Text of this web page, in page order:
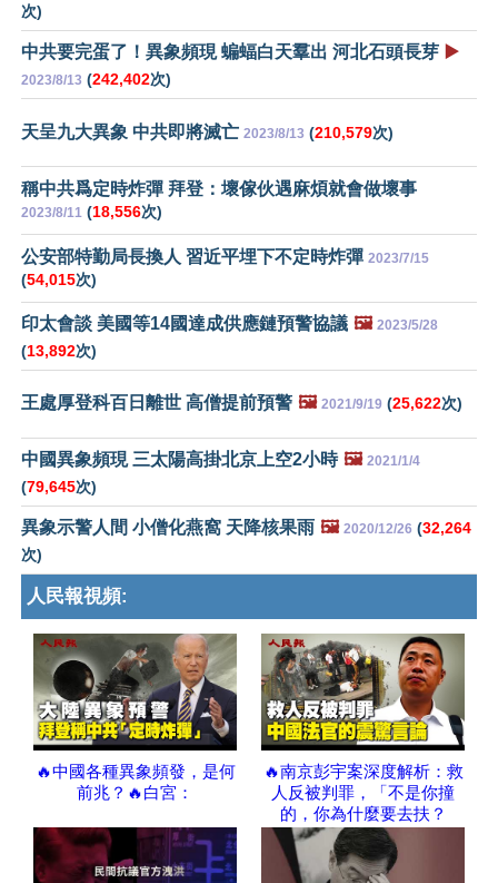
次)
中共要完蛋了！異象頻現 蝙蝠白天羣出 河北石頭長芽 ▶️
2023/8/13 (242,402次)
天呈九大異象 中共即將滅亡 2023/8/13 (210,579次)
稱中共爲定時炸彈 拜登：壞傢伙遇麻煩就會做壞事
2023/8/11 (18,556次)
公安部特勤局長換人 習近平埋下不定時炸彈 2023/7/15
(54,015次)
印太會談 美國等14國達成供應鏈預警協議 🖼️ 2023/5/28
(13,892次)
王處厚登科百日離世 高僧提前預警 🖼️ 2021/9/19 (25,622次)
中國異象頻現 三太陽高掛北京上空2小時 🖼️ 2021/1/4
(79,645次)
異象示警人間 小僧化燕窩 天降核果雨 🖼️ 2020/12/26 (32,264
次)
人民報視頻:
🔥中國各種異象頻發，是何
前兆？🔥白宮：
🔥南京彭宇案深度解析：救
人反被判罪，「不是你撞
的，你為什麼要去扶？